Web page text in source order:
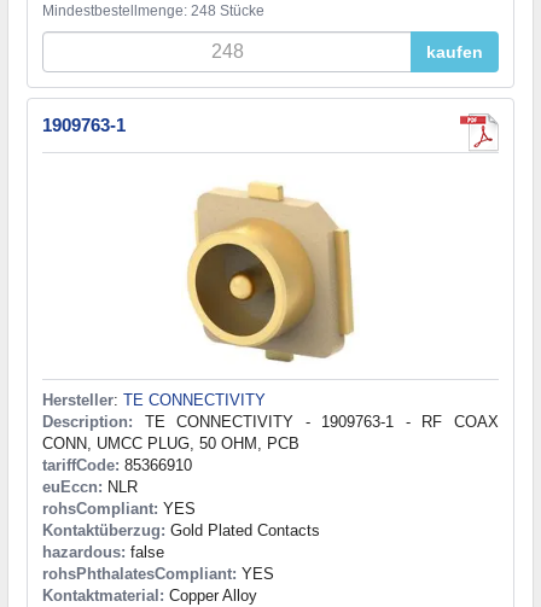
Mindestbestellmenge: 248 Stücke
kaufen
1909763-1
Hersteller: TE CONNECTIVITY
Description: TE CONNECTIVITY - 1909763-1 - RF COAX
CONN, UMCC PLUG, 50 OHM, PCB
tariffCode: 85366910
euEccn: NLR
rohsCompliant: YES
Kontaktüberzug: Gold Plated Contacts
hazardous: false
rohsPhthalatesCompliant: YES
Kontaktmaterial: Copper Alloy